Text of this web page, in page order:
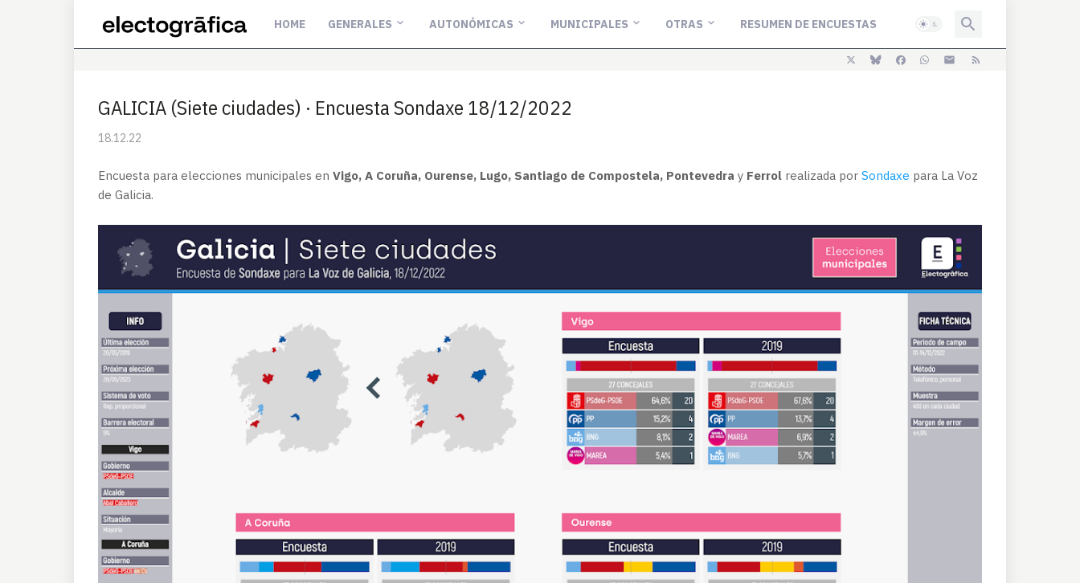
HOME GENERALES AUTONÓMICAS MUNICIPALES OTRAS RESUMEN DE ENCUESTAS
GALICIA (Siete ciudades) · Encuesta Sondaxe 18/12/2022
18.12.22
Encuesta para elecciones municipales en Vigo, A Coruña, Ourense, Lugo, Santiago de Compostela, Pontevedra y Ferrol realizada por Sondaxe para La Voz
de Galicia.